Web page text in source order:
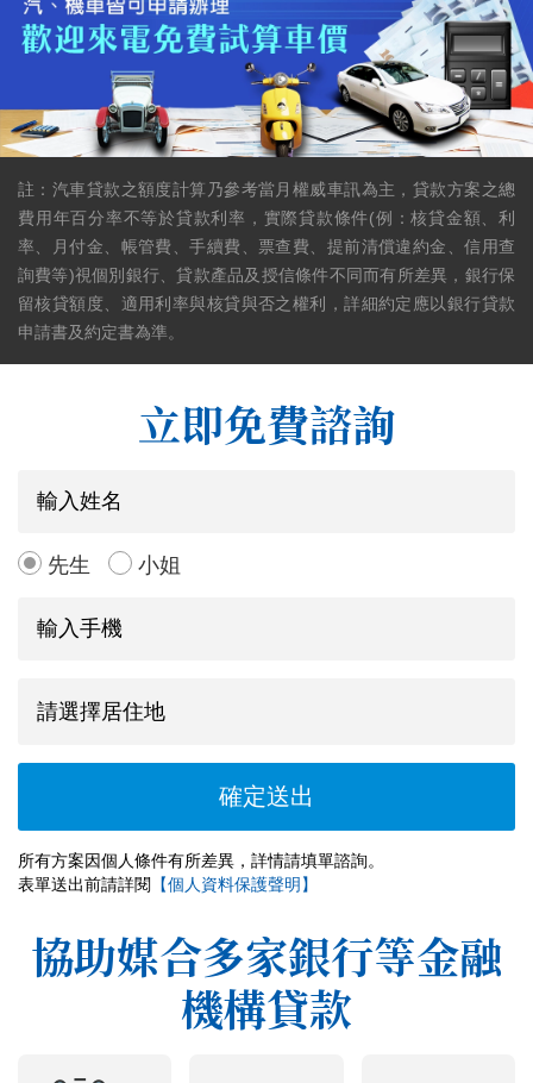
註：汽車貸款之額度計算乃參考當月權威車訊為主，貸款方案之總
費用年百分率不等於貸款利率，實際貸款條件(例：核貸金額、利
率、月付金、帳管費、手續費、票查費、提前清償違約金、信用查
詢費等)視個別銀行、貸款產品及授信條件不同而有所差異，銀行保
留核貸額度、適用利率與核貸與否之權利，詳細約定應以銀行貸款
申請書及約定書為準。
立即免費諮詢
先生 小姐
所有方案因個人條件有所差異，詳情請填單諮詢。
表單送出前請詳閱 【個人資料保護聲明】
協助媒合多家銀行等金融
機構貸款